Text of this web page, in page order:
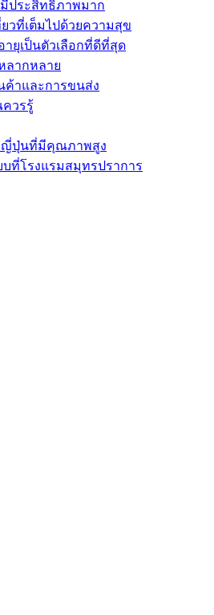
มีประสิทธิภาพมาก
วที่เต็มไปด้วยความสุข
ยุเป็นตัวเลือกที่ดีที่สุด
ลากหลาย
ค้าและการขนส่ง
วรรู้
ญี่ปุ่นที่มีคุณภาพสูง
ที่โรงแรมสมุทรปราการ